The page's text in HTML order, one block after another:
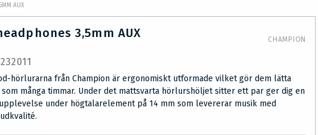
AUX
3,5mm AUX CHAMPION
hörlurarna från Champion är ergonomiskt utformade vilket gör dem lätta
som många timmar. Under det mattsvarta hörlurshöljet sitter ett par ger dig en
under högtalarelement på 14 mm som levererar musik med